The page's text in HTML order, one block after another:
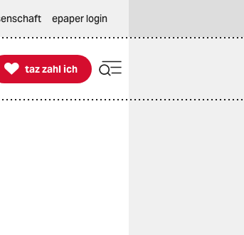
epaper login

taz zahl ich
taz zahl ich